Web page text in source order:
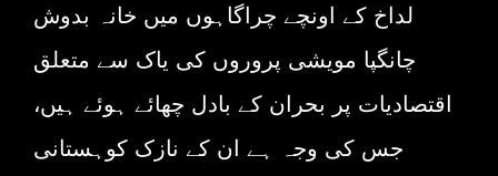
لداخ کے اونچے چراگاہوں میں خانہ بدوش
چانگپا مویشی پروروں کی یاک سے متعلق
اقتصادیات پر بحران کے بادل چھائے ہوئے ہیں،
جس کی وجہ ہے ان کے نازک کوہستانی